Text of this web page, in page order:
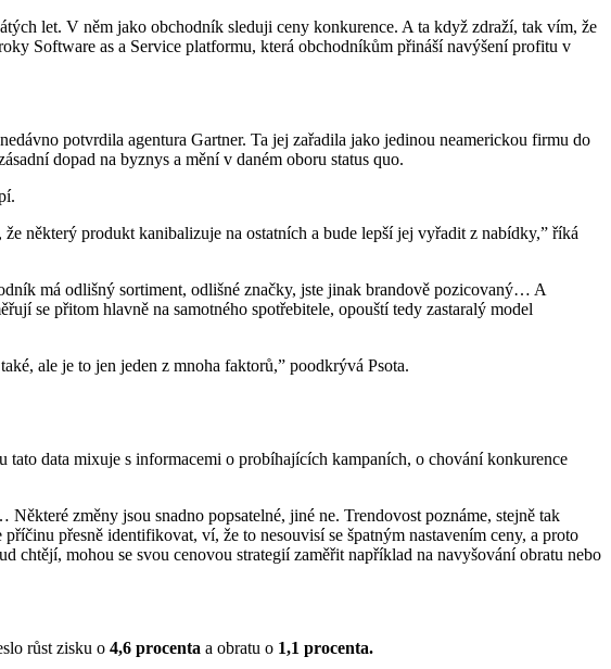
let. V něm jako obchodník sleduji ceny konkurence. A ta když zdraží, tak vím, že
Software as a Service platformu, která obchodníkům přináší navýšení profitu v
potvrdila agentura Gartner. Ta jej zařadila jako jedinou neamerickou firmu do
dopad na byznys a mění v daném oboru status quo.
některý produkt kanibalizuje na ostatních a bude lepší jej vyřadit z nabídky,” říká
má odlišný sortiment, odlišné značky, jste jinak brandově pozicovaný… A
se přitom hlavně na samotného spotřebitele, opouští tedy zastaralý model
ale je to jen jeden z mnoha faktorů,” poodkrývá Psota.
data mixuje s informacemi o probíhajících kampaních, o chování konkurence
změny jsou snadno popsatelné, jiné ne. Trendovost poznáme, stejně tak
přesně identifikovat, ví, že to nesouvisí se špatným nastavením ceny, a proto
chtějí, mohou se svou cenovou strategií zaměřit například na navyšování obratu nebo
růst zisku o 4,6 procenta a obratu o 1,1 procenta.